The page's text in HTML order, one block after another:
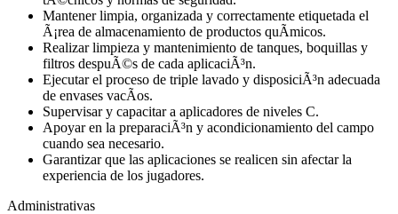
Mantener limpia, organizada y correctamente etiquetada el
Ã¡rea de almacenamiento de productos quÃ­micos.
Realizar limpieza y mantenimiento de tanques, boquillas y
filtros despuÃ©s de cada aplicaciÃ³n.
Ejecutar el proceso de triple lavado y disposiciÃ³n adecuada
de envases vacÃ­os.
Supervisar y capacitar a aplicadores de niveles C.
Apoyar en la preparaciÃ³n y acondicionamiento del campo
cuando sea necesario.
Garantizar que las aplicaciones se realicen sin afectar la
experiencia de los jugadores.
Administrativas